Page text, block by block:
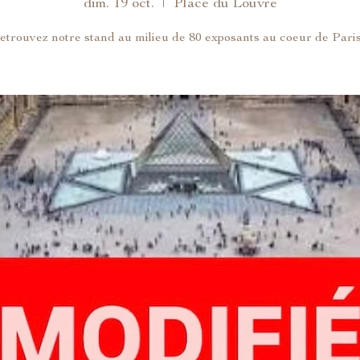
notre stand au milieu de 80 exposants au coeur de